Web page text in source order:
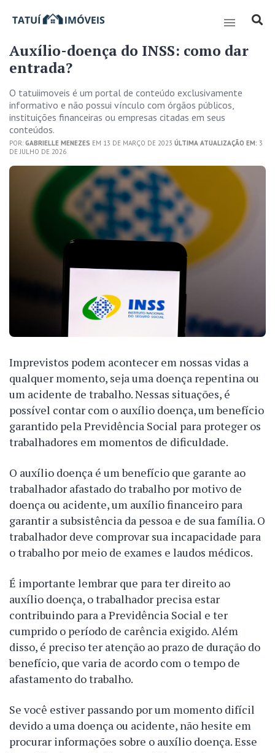
Auxílio-doença do INSS: como dar
entrada?
O tatuiimoveis é um portal de conteúdo exclusivamente
informativo e não possui vínculo com órgãos públicos,
instituições financeiras ou empresas citadas em seus
conteúdos.
POR: GABRIELLE MENEZES EM 13 DE MARÇO DE 2023 ÚLTIMA ATUALIZAÇÃO EM: 3
DE JULHO DE 2026
Imprevistos podem acontecer em nossas vidas a
qualquer momento, seja uma doença repentina ou
um acidente de trabalho. Nessas situações, é
possível contar com o auxílio doença, um benefício
garantido pela Previdência Social para proteger os
trabalhadores em momentos de dificuldade.
O auxílio doença é um benefício que garante ao
trabalhador afastado do trabalho por motivo de
doença ou acidente, um auxílio financeiro para
garantir a subsistência da pessoa e de sua família. O
trabalhador deve comprovar sua incapacidade para
o trabalho por meio de exames e laudos médicos.
É importante lembrar que para ter direito ao
auxílio doença, o trabalhador precisa estar
contribuindo para a Previdência Social e ter
cumprido o período de carência exigido. Além
disso, é preciso ter atenção ao prazo de duração do
benefício, que varia de acordo com o tempo de
afastamento do trabalho.
Se você estiver passando por um momento difícil
devido a uma doença ou acidente, não hesite em
procurar informações sobre o auxílio doença. Esse